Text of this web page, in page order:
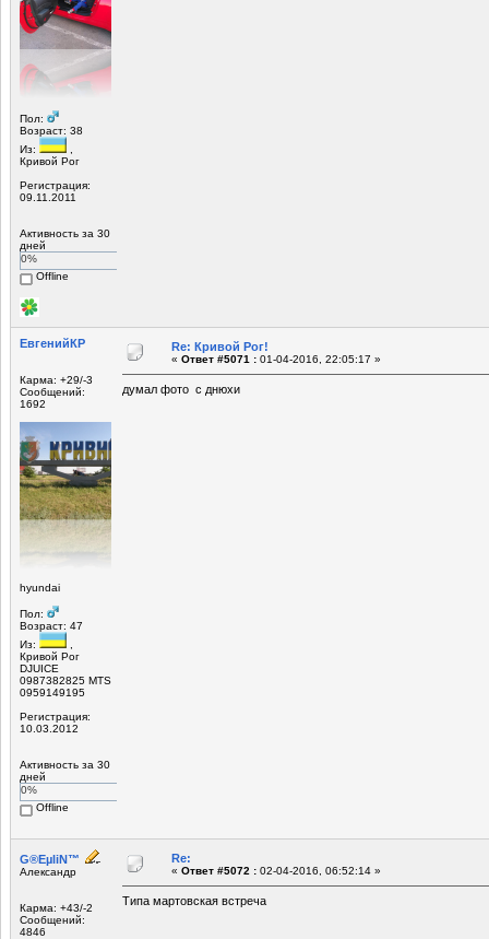
Пол:
Возраст: 38
Из:
Кривой Рог
Регистрация:
09.11.2011
Активность за 30
дней
0%
Offline
ЕвгенийКР
Карма: +29/-3
Сообщений:
1692
hyundai
Пол:
Возраст: 47
Из:
Кривой Рог
DJUICE
0987382825 MTS
0959149195
Регистрация:
10.03.2012
Активность за 30
дней
0%
Offline
Re: Кривой Рог!
« Ответ #5071 : 01-04-2016, 22:05:17 »
думал фото с днюхи
G®EµliN™
Александр
Карма: +43/-2
Сообщений:
4846
Re:
« Ответ #5072 : 02-04-2016, 06:52:14 »
Типа мартовская встреча